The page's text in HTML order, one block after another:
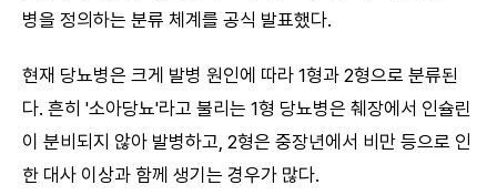
병을 정의하는 분류 체계를 공식 발표했다.
현재 당뇨병은 크게 발병 원인에 따라 1형과 2형으로 분류된
다. 흔히 '소아당뇨'라고 불리는 1형 당뇨병은 췌장에서 인슐린
이 분비되지 않아 발병하고, 2형은 중장년에서 비만 등으로 인
한 대사 이상과 함께 생기는 경우가 많다.